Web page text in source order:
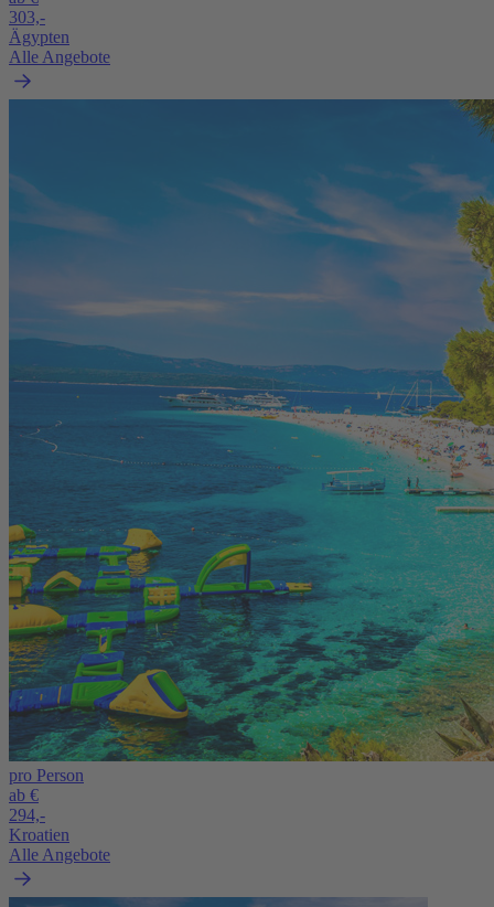
303,-
Ägypten
Alle Angebote
pro Person
ab €
294,-
Kroatien
Alle Angebote